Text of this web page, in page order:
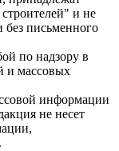
и не
письменного
по надзору в
и массовых
информации
не несет